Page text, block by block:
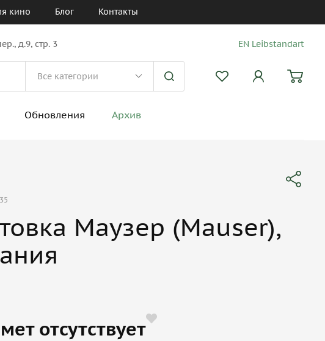
кино Блог Контакты
д.9, стр. 3 EN Leibstandart
Обновления Архив
Маузер (Mauser),
отсутствует